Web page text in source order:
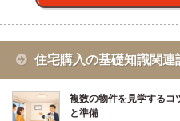
住宅購入の基礎知識関連
複数の物件を見学するコ
と準備